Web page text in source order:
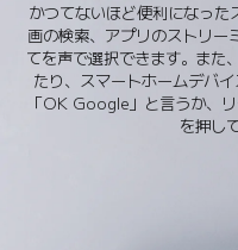
かつてないほど便利になっ
画の検索、アプリのストリー
てを声で選択できます。また
たり、スマートホームデバ
「OK Google」と言うか、
を押し